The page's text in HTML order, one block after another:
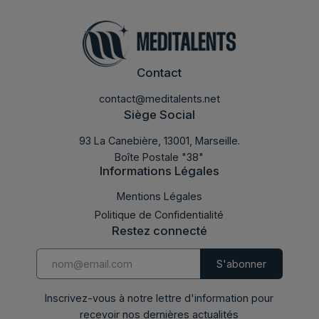
LABMED 2017
Contact
contact@meditalents.net
Siège Social
93 La Canebière, 13001, Marseille.
Boîte Postale "38"
Informations Légales
Mentions Légales
Politique de Confidentialité
Restez connecté
Inscrivez-vous à notre lettre d'information pour
recevoir nos dernières actualités